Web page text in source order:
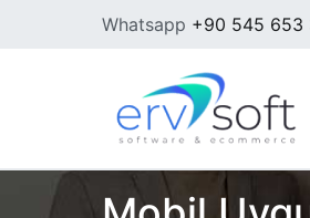
Whatsapp +90 545 653